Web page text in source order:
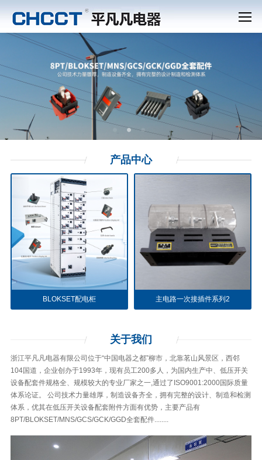
产品中心
BLOKSET配电柜 主电路一次接插件系列2
关于我们
浙江平凡凡电器有限公司位于“中国电器之都”柳市，北靠茗山风景区，西邻
104国道，企业创办于1993年，现有员工200多人，为国内生产中、低压开关
设备配套件规格全、规模较大的专业厂家之一,通过了ISO9001:2000国际质量
体系论证。 公司技术力量雄厚，制造设备齐全，拥有完整的设计、制造和检测
体系，优其在低压开关设备配套附件方面有优势，主要产品有
8PT/BLOKSET/MNS/GCS/GCK/GGD全套配件........